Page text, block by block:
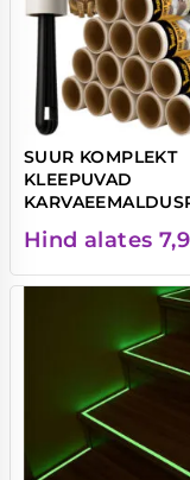
SUUR KOMPLEKT
KLEEPUVAD
Hind alates